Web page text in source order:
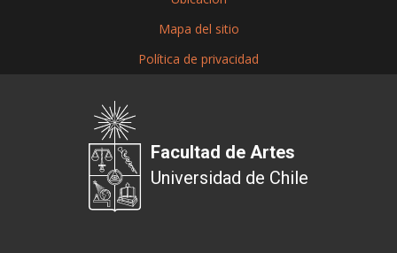
Mapa del sitio
Política de privacidad
Facultad de Artes
Universidad de Chile